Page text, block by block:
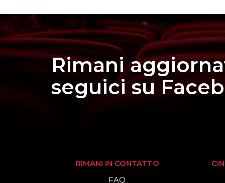
Rimani
seguici su
RIMANI IN CONTATTO
FAQ